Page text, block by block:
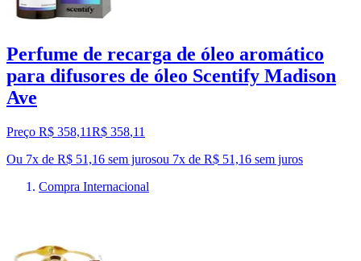
Perfume de recarga de óleo aromático
para difusores de óleo Scentify Madison
Ave
Preço R$ 358,11R$ 358,11
Ou 7x de R$ 51,16 sem jurosou 7x de R$ 51,16 sem juros
Compra Internacional